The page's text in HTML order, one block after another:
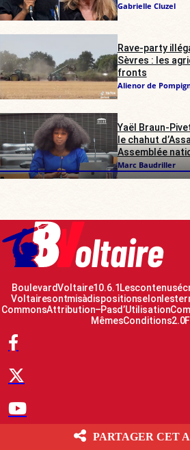
Gabrielle Cluzel
Rave-party
Sèvres : les
fronts
Alienor de
Yaël Braun-
le chahut
Assemblée
Marc Baudriller
Boulevard Voltaire 10.6.1 Les contenus
Voltaire sont mis à disposition selon les
Commons Attribution – Pas d’Utilisation
Mêmes Conditions 2.0
PARTAGER CET